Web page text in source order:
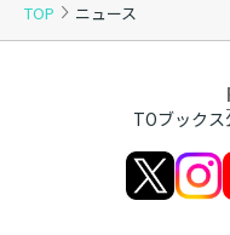
TOP ニュース
TOブックス